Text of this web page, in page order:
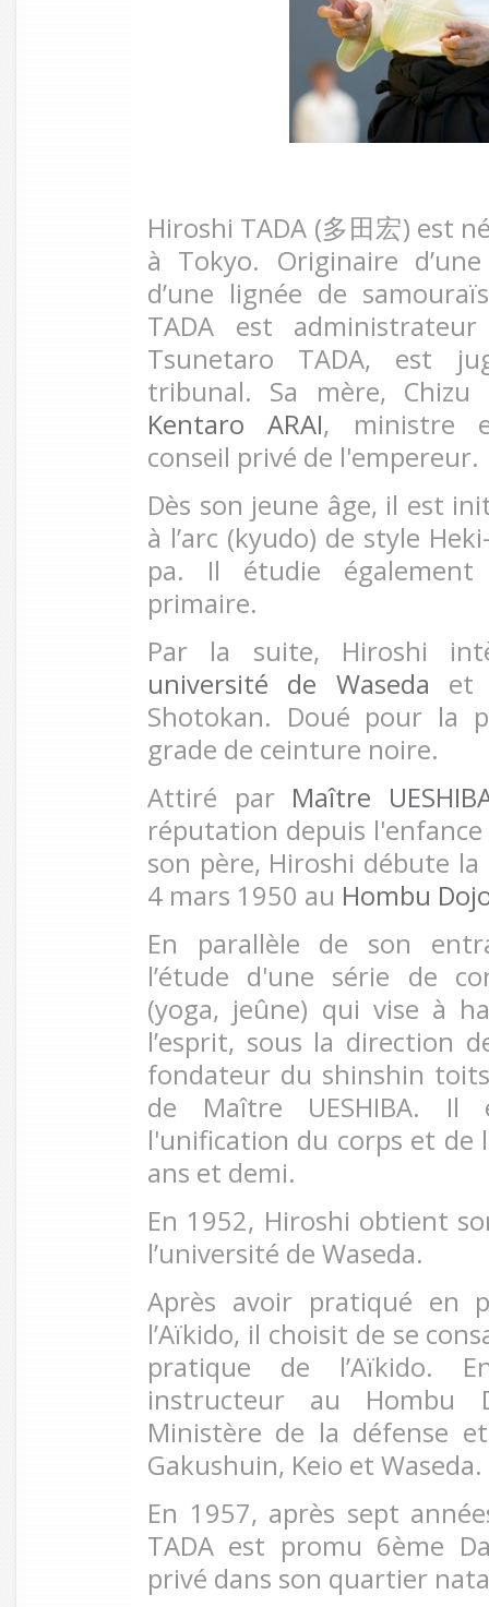
Hiroshi TADA (多田宏) est
à Tokyo. Originaire
d’une lignée de
TADA est
Tsunetaro TADA, est
tribunal. Sa mère,
Kentaro ARAI, ministre
conseil privé de l'empereur.
Dès son jeune âge, il est
à l’arc (kyudo) de style
pa. Il étudie
primaire.
Par la suite, Hiroshi
université de Waseda et
Shotokan. Doué pour la
grade de ceinture noire.
Attiré par Maître
réputation depuis
son père, Hiroshi débute la
4 mars 1950 au Hombu
En parallèle de son
l’étude d'une série de
(yoga, jeûne) qui vise à
l’esprit, sous la direction
fondateur du shinshin
de Maître UESHIBA.
l'unification du corps et de
ans et demi.
En 1952, Hiroshi obtient
l’université de Waseda.
Après avoir pratiqué en
l’Aïkido, il choisit de se
pratique de l’Aïkido.
instructeur au Hombu
Ministère de la défense
Gakushuin, Keio et Waseda.
En 1957, après sept
TADA est promu 6ème
privé dans son quartier